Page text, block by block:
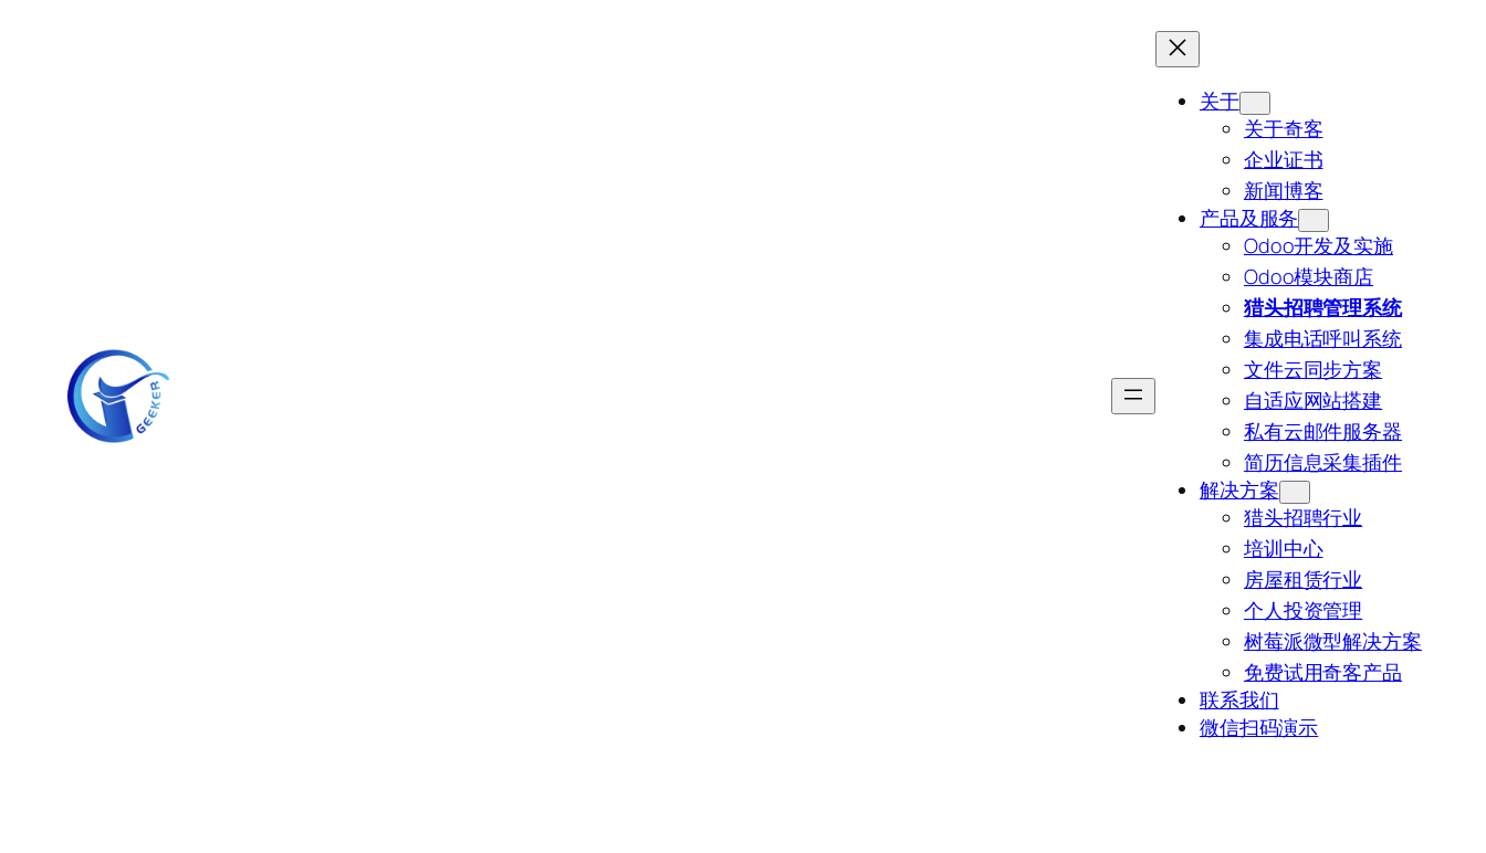
关于
关于奇客
企业证书
新闻博客
产品及服务
Odoo开发及实施
Odoo模块商店
猎头招聘管理系统
集成电话呼叫系统
文件云同步方案
自适应网站搭建
私有云邮件服务器
简历信息采集插件
解决方案
猎头招聘行业
培训中心
房屋租赁行业
个人投资管理
树莓派微型解决方案
免费试用奇客产品
联系我们
微信扫码演示